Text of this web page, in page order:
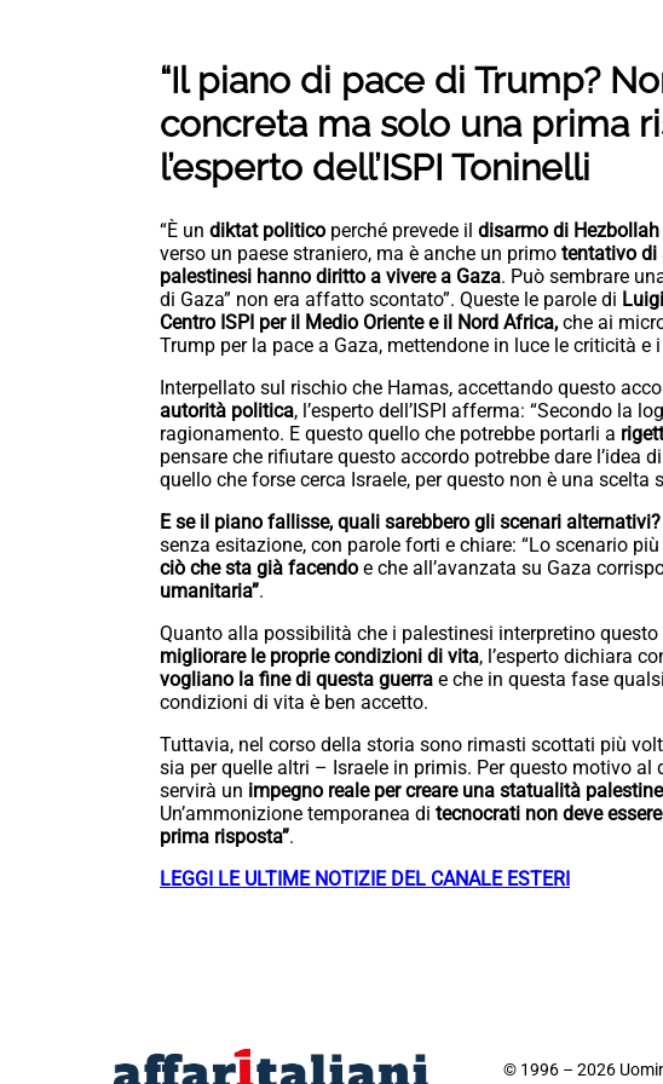
“Il piano di pace di Trump?
concreta ma solo una prima
l’esperto dell’ISPI Toninelli
“È un diktat politico perché prevede il disarmo di Hezbollah
verso un paese straniero, ma è anche un primo tentativo di
palestinesi hanno diritto a vivere a Gaza. Può sembrare
di Gaza” non era affatto scontato”. Queste le parole di
Centro ISPI per il Medio Oriente e il Nord Africa, che ai
Trump per la pace a Gaza, mettendone in luce le criticità e
Interpellato sul rischio che Hamas, accettando questo
autorità politica, l’esperto dell’ISPI afferma: “Secondo la
ragionamento. E questo quello che potrebbe portarli a
pensare che rifiutare questo accordo potrebbe dare l’idea
quello che forse cerca Israele, per questo non è una scelta
E se il piano fallisse, quali sarebbero gli scenari alternativi?
senza esitazione, con parole forti e chiare: “Lo scenario
ciò che sta già facendo e che all’avanzata su Gaza
umanitaria”.
Quanto alla possibilità che i palestinesi interpretino
migliorare le proprie condizioni di vita, l’esperto dichiara
vogliano la fine di questa guerra e che in questa fase
condizioni di vita è ben accetto.
Tuttavia, nel corso della storia sono rimasti scottati più
sia per quelle altri – Israele in primis. Per questo motivo al
servirà un impegno reale per creare una statualità
Un’ammonizione temporanea di tecnocrati non deve
prima risposta”.
LEGGI LE ULTIME NOTIZIE DEL CANALE ESTERI
© 1996 – 2026